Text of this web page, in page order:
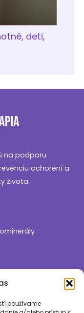
používame
deti,
na podporu
ochorení a
života.